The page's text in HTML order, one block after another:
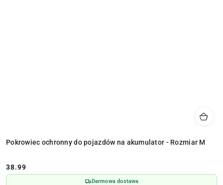
Pokrowiec ochronny do pojazdów na akumulator - Rozmiar M
Cena:
38.99
Darmowa dostawa